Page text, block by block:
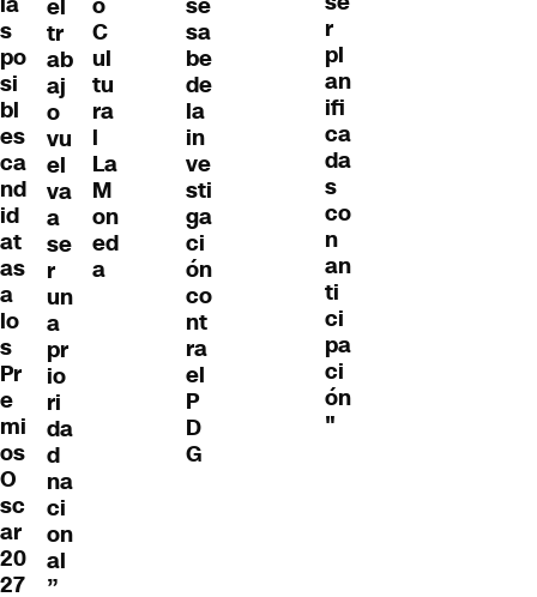
s
po
si
bl
es
ca
nd
id
at
as
a
lo
s
Pr
e
mi
os
O
sc
ar
20
27
el
tr
ab
aj
o
vu
el
va
a
se
r
un
a
pr
io
ri
da
d
na
ci
on
al
”
C
ul
tu
ra
l
La
M
on
ed
a
sa
be
de
la
in
ve
sti
ga
ci
ón
co
nt
ra
el
P
D
G
r
pl
an
ifi
ca
da
s
co
n
an
ti
ci
pa
ci
ón
"